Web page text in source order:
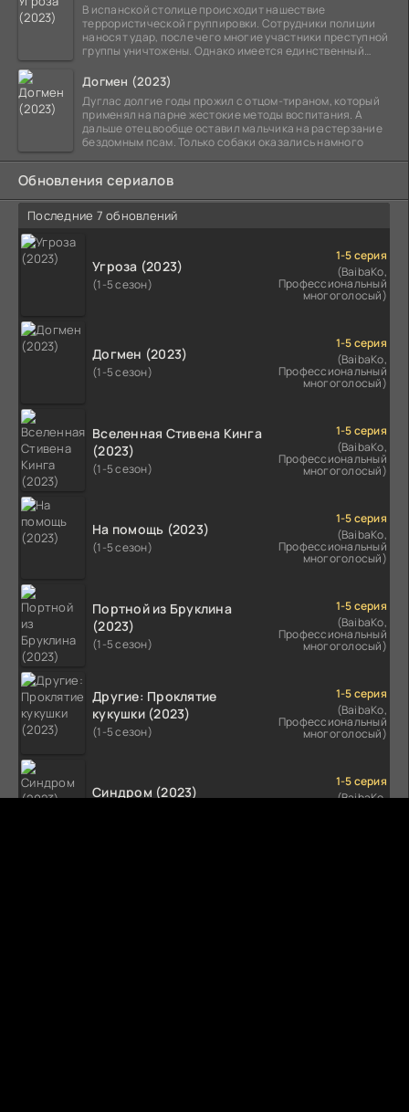
В испанской столице происходит нашествие
террористической группировки. Сотрудники полиции
наносят удар, после чего многие участники преступной
группы уничтожены. Однако имеется единственный
Догмен (2023)
Дуглас долгие годы прожил с отцом-тираном, который
применял на парне жестокие методы воспитания. А
дальше отец вообще оставил мальчика на растерзание
бездомным псам. Только собаки оказались намного
Обновления сериалов
Последние 7 обновлений
Угроза (2023)
(1-5 сезон)
1-5 серия
(BaibaKo,
Профессиональный
многоголосый)
Догмен (2023)
(1-5 сезон)
1-5 серия
(BaibaKo,
Профессиональный
многоголосый)
Вселенная Стивена Кинга
(2023)
(1-5 сезон)
1-5 серия
(BaibaKo,
Профессиональный
многоголосый)
На помощь (2023)
(1-5 сезон)
1-5 серия
(BaibaKo,
Профессиональный
многоголосый)
Портной из Бруклина
(2023)
(1-5 сезон)
1-5 серия
(BaibaKo,
Профессиональный
многоголосый)
Другие: Проклятие
кукушки (2023)
(1-5 сезон)
1-5 серия
(BaibaKo,
Профессиональный
многоголосый)
Синдром (2023)
1-5 серия
(BaibaKo,